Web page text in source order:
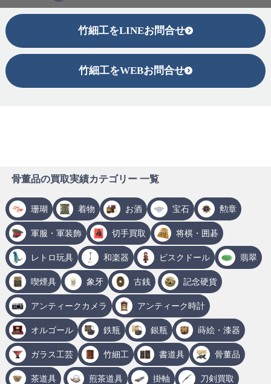
竹細工をLINEお問合せ
竹細工をWEBお問合せ
骨董品の買取実績カテゴリー 一覧
珊瑚 着物 お酒 宝石 勲章
軍服・軍装飾 切手買取 将棋・囲碁
レトロ玩具 和楽器 ビスクドール 翡翠
喫煙具 象牙 古銭 記念硬貨
アンティークカメラ アンティーク時計
オルゴール 鉄瓶 銀瓶 蒔絵・漆器
ガラス工芸 竹細工 書道具 骨董品
茶道具 煎茶道具 掛軸 刀剣買取